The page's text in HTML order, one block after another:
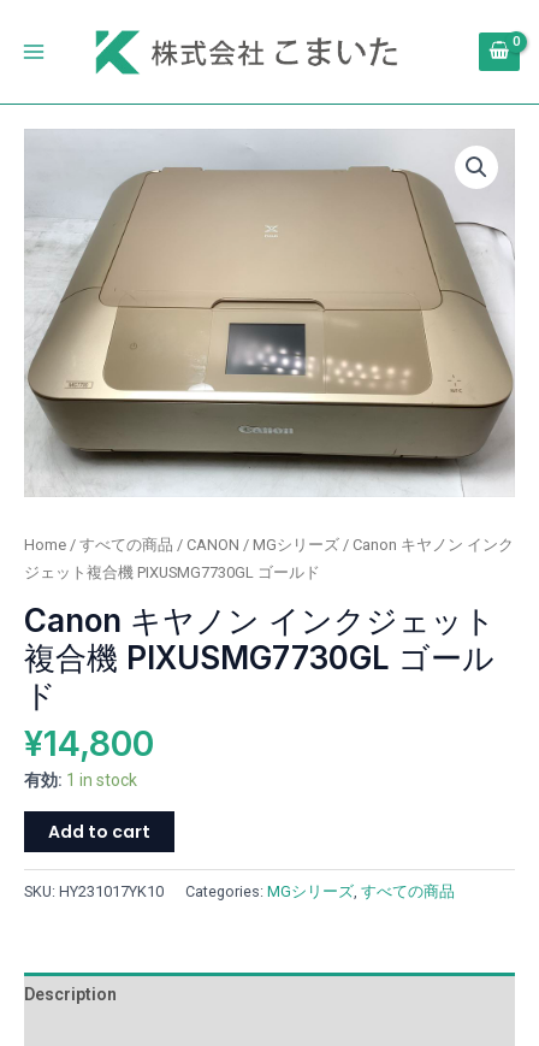
Menu
Home / すべての商品 / CANON / MGシリーズ / Canon キヤノン インク
ジェット複合機 PIXUSMG7730GL ゴールド
Canon キヤノン インクジェット
複合機 PIXUSMG7730GL ゴール
ド
¥14,800
有効: 1 in stock
ノ
ン
ン
ジ
ェ
複
合
PIXUSMG7730GL
ゴ
ー
ル
ド
quantity
Add to cart
SKU: HY231017YK10 Categories: MGシリーズ すべての商品
Description